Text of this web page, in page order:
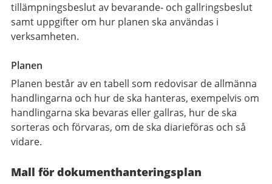
tillämpningsbeslut av bevarande- och gallringsbeslut
samt uppgifter om hur planen ska användas i
verksamheten.
Planen
Planen består av en tabell som redovisar de allmänna
handlingarna och hur de ska hanteras, exempelvis om
handlingarna ska bevaras eller gallras, hur de ska
sorteras och förvaras, om de ska diarieföras och så
vidare.
Mall för dokumenthanteringsplan